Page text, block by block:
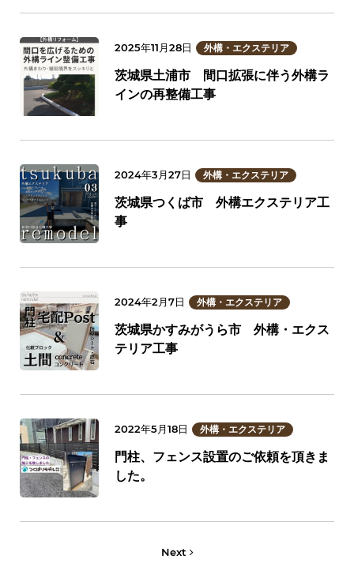
2025年11月28日 外構・エクステリア
茨城県土浦市 間口拡張に伴う外構ラ
インの再整備工事
2024年3月27日 外構・エクステリア
茨城県つくば市 外構エクステリア工
事
2024年2月7日 外構・エクステリア
茨城県かすみがうら市 外構・エクス
テリア工事
2022年5月18日 外構・エクステリア
門柱、フェンス設置のご依頼を頂きま
した。
Next